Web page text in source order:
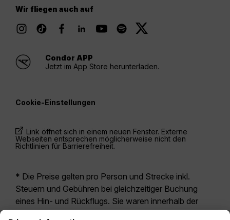
Wir fliegen auch auf
Condor APP
Jetzt im App Store herunterladen.
Cookie-Einstellungen
Link öffnet sich in einem neuen Fenster. Externe
Webseiten entsprechen möglicherweise nicht den
Richtlinien für Barrierefreiheit.
* Die Preise gelten pro Person und Strecke inkl.
Steuern und Gebühren bei gleichzeitiger Buchung
eines Hin- und Rückflugs. Sie waren innerhalb der